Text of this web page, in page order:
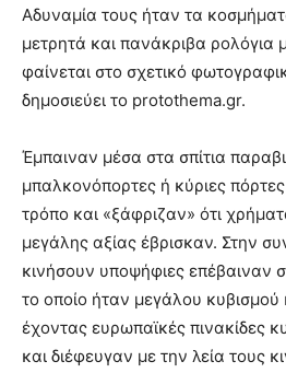
Αδυναμία τους ήταν τα
μετρητά και πανάκριβα
φαίνεται στο σχετικό
δημοσιεύει το protothema.gr.
Έμπαιναν μέσα στα σπίτια
μπαλκονόπορτες ή κύριες
τρόπο και «ξάφριζαν» ότι
μεγάλης αξίας έβρισκαν. Στην
κινήσουν υποψήφιες επέβαιναν
το οποίο ήταν μεγάλου κυβισμού
έχοντας ευρωπαϊκές πινακίδες
και διέφευγαν με την λεία τους